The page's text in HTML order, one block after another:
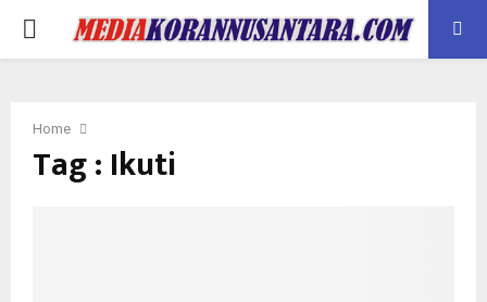
PRIMARY
Home
Tag : Ikuti